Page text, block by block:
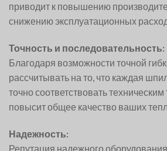
приводит к повышению
снижению эксплуатационных
Точность и последовательность:
Благодаря возможности точной
рассчитывать на то, что каждая
точно соответствовать
повысит общее качество ваших
Надежность:
Репутация надежного